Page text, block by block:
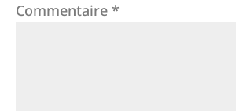
Commentaire *